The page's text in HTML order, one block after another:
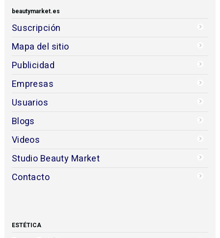
beautymarket.es
Suscripción
Mapa del sitio
Publicidad
Empresas
Usuarios
Blogs
Videos
Studio Beauty Market
Contacto
ESTÉTICA